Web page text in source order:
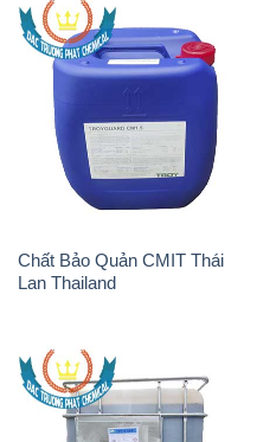
Chất Bảo Quản CMIT Thái
Lan Thailand